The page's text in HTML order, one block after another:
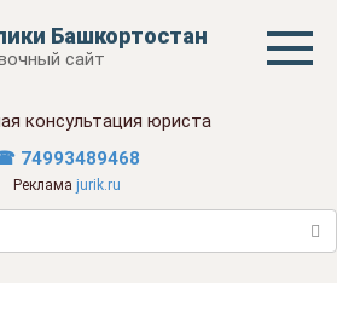
Башкортостан
сайт
консультация юриста
74993489468
Реклама jurik.ru